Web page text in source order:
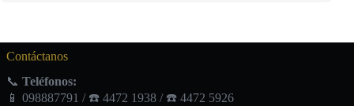
Contáctanos
📞 Teléfonos:
📱 098887791 / ☎️ 4472 1938 / ☎️ 4472 5926